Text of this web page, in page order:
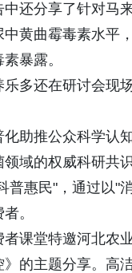
中还分享了针对马
黄曲霉毒素水平
暴露。
乐多还在研讨会现
化助推公众科学认
领域的权威科研共
普惠民"，通过以"
。
者课堂特邀河北农
》的主题分享。高